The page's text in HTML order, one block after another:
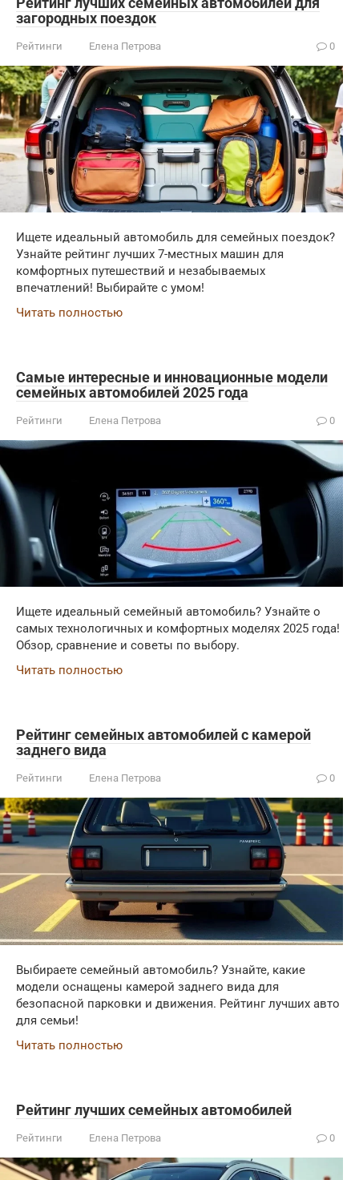
загородных поездок
Рейтинги Елена Петрова 0
Ищете идеальный автомобиль для семейных поездок?
Узнайте рейтинг лучших 7-местных машин для
комфортных путешествий и незабываемых
впечатлений! Выбирайте с умом!
Читать полностью
Самые интересные и инновационные модели
семейных автомобилей 2025 года
Рейтинги Елена Петрова 0
Ищете идеальный семейный автомобиль? Узнайте о
самых технологичных и комфортных моделях 2025 года!
Обзор, сравнение и советы по выбору.
Читать полностью
Рейтинг семейных автомобилей с камерой
заднего вида
Рейтинги Елена Петрова 0
Выбираете семейный автомобиль? Узнайте, какие
модели оснащены камерой заднего вида для
безопасной парковки и движения. Рейтинг лучших авто
для семьи!
Читать полностью
Рейтинг лучших семейных автомобилей
Рейтинги Елена Петрова 0